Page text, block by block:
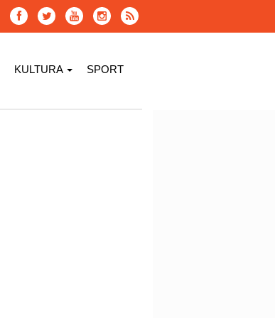
KULTURA SPORT